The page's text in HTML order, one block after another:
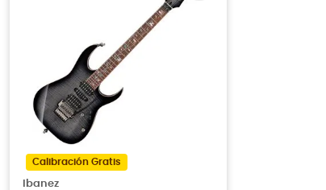
Calibración Gratis
Ibanez